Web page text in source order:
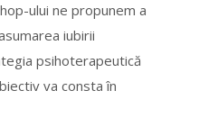
ului ne propunem a
iubirii
psihoterapeutică
va consta în